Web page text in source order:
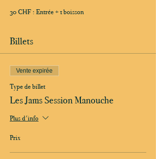
30 CHF : Entrée + 1 boisson
Billets
Vente expirée
Type de billet
Les Jams Session Manouche
Plus d'info
Prix